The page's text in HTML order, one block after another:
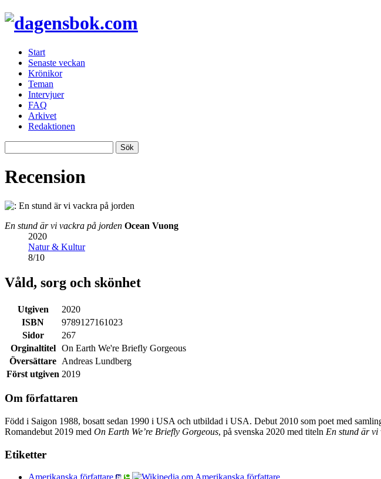
Start
Senaste veckan
Krönikor
Teman
Intervjuer
FAQ
Arkivet
Redaktionen
Recension
En stund är vi vackra på jorden Ocean Vuong
2020
Natur & Kultur
8/10
Våld, sorg och skönhet
Utgiven
2020
ISBN
9789127161023
Sidor
267
Orginaltitel
On Earth We're Briefly Gorgeous
Översättare Andreas Lundberg
Först utgiven 2019
Om författaren
Född i Saigon 1988, bosatt sedan 1990 i USA och utbildad i USA. Debut 2010 som poet med
Romandebut 2019 med On Earth We’re Briefly Gorgeous, på svenska 2020 med titeln En stund är vi
Etiketter